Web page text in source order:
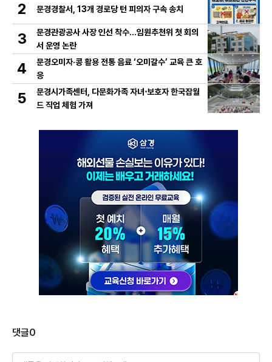
2 문경경찰서, 13개 경로당 턴 피의자 구속 송치
3
문경관광공사 사장 인선 착수…임원추천위 첫 회의
서 운영 논란
4
문경오미자·콩 활용 전통 음료 ‘오미갈수’ 교육 큰 호
응
5
문경시가족센터, 다문화가족 자녀⋅보호자 한국잡월
드 직업 체험 가져
댓글0